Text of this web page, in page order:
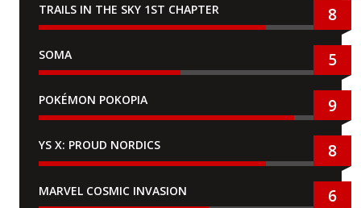
TRAILS IN THE SKY 1ST CHAPTER 8
SOMA 5
POKÉMON POKOPIA 9
YS X: PROUD NORDICS 8
MARVEL COSMIC INVASION 6